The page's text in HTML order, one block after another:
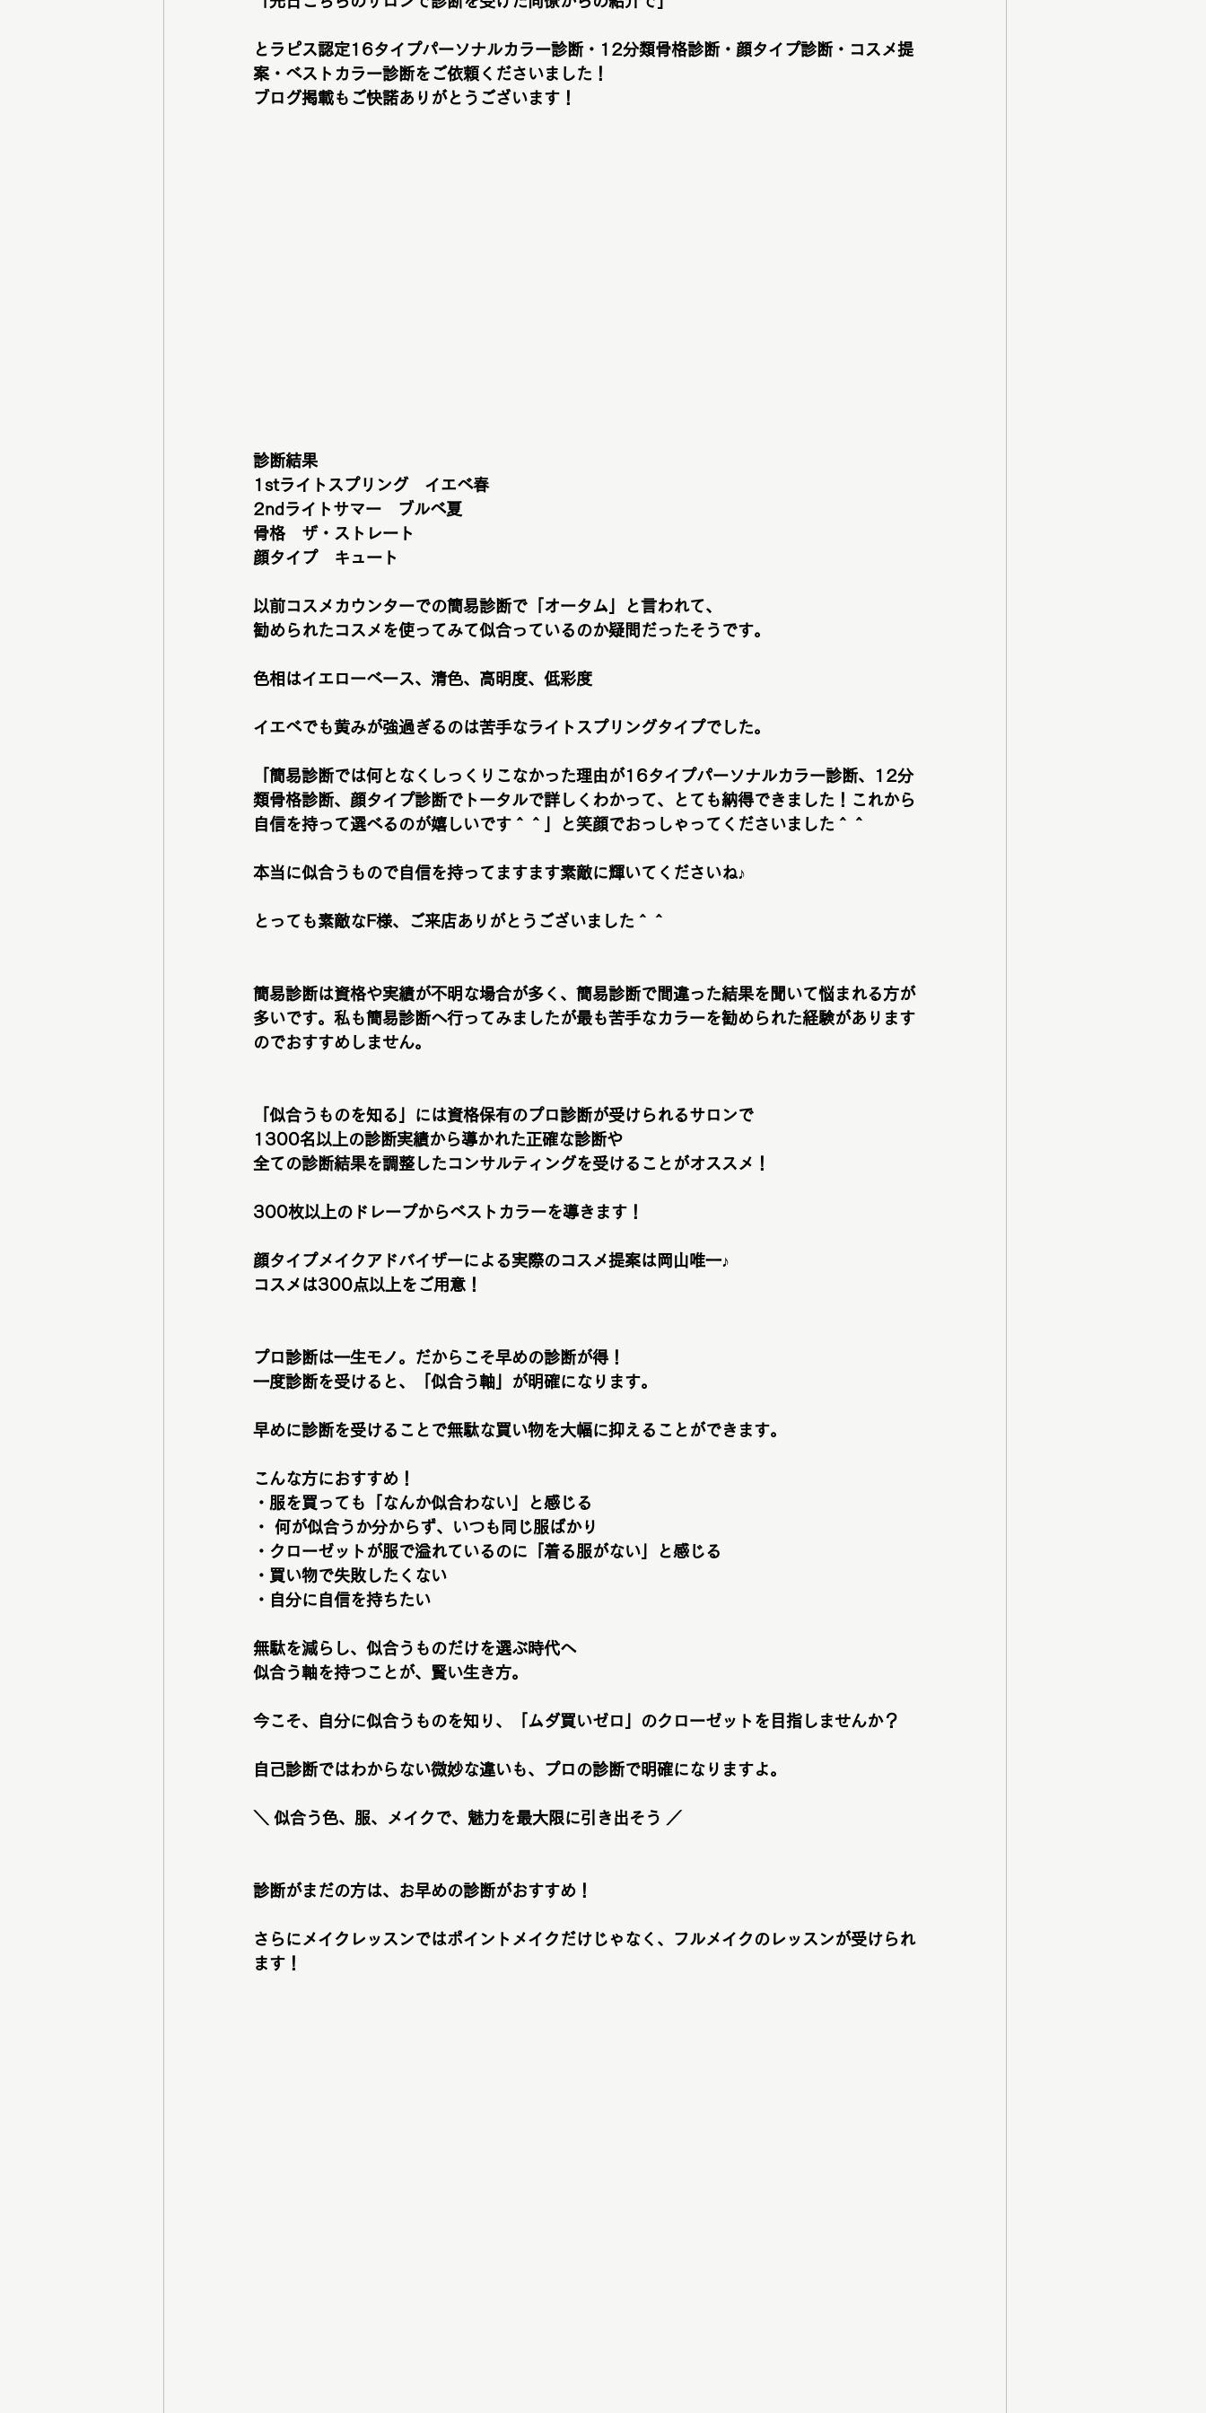
とラピス認定16タイプパーソナルカラー診断・12分類骨格診断・顔タイプ診断・コスメ提
案・ベストカラー診断をご依頼くださいました！
ブログ掲載もご快諾ありがとうございます！
診断結果
1stライトスプリング　イエベ春
2ndライトサマー　ブルベ夏
骨格　ザ・ストレート
顔タイプ　キュート
以前コスメカウンターでの簡易診断で「オータム」と言われて、
勧められたコスメを使ってみて似合っているのか疑問だったそうです。
色相はイエローベース、清色、高明度、低彩度
イエベでも黄みが強過ぎるのは苦手なライトスプリングタイプでした。
「簡易診断では何となくしっくりこなかった理由が16タイプパーソナルカラー診断、12分
類骨格診断、顔タイプ診断でトータルで詳しくわかって、とても納得できました！これから
自信を持って選べるのが嬉しいです＾＾」と笑顔でおっしゃってくださいました＾＾
本当に似合うもので自信を持ってますます素敵に輝いてくださいね♪
とっても素敵なF様、ご来店ありがとうございました＾＾
簡易診断は資格や実績が不明な場合が多く、簡易診断で間違った結果を聞いて悩まれる方が
多いです。私も簡易診断へ行ってみましたが最も苦手なカラーを勧められた経験があります
のでおすすめしません。
「似合うものを知る」には資格保有のプロ診断が受けられるサロンで
1300名以上の診断実績から導かれた正確な診断や
全ての診断結果を調整したコンサルティングを受けることがオススメ！
300枚以上のドレープからベストカラーを導きます！
顔タイプメイクアドバイザーによる実際のコスメ提案は岡山唯一♪
コスメは300点以上をご用意！
プロ診断は一生モノ。だからこそ早めの診断が得！
一度診断を受けると、「似合う軸」が明確になります。
早めに診断を受けることで無駄な買い物を大幅に抑えることができます。
こんな方におすすめ！
・服を買っても「なんか似合わない」と感じる
・ 何が似合うか分からず、いつも同じ服ばかり
・クローゼットが服で溢れているのに「着る服がない」と感じる
・買い物で失敗したくない
・自分に自信を持ちたい
無駄を減らし、似合うものだけを選ぶ時代へ
似合う軸を持つことが、賢い生き方。
今こそ、自分に似合うものを知り、「ムダ買いゼロ」のクローゼットを目指しませんか？
自己診断ではわからない微妙な違いも、 プロの診断で明確になりますよ。
＼ 似合う色、服、メイクで、魅力を最大限に引き出そう ／
診断がまだの方は、お早めの診断がおすすめ！
さらにメイクレッスンではポイントメイクだけじゃなく、フルメイクのレッスンが受けられ
ます！